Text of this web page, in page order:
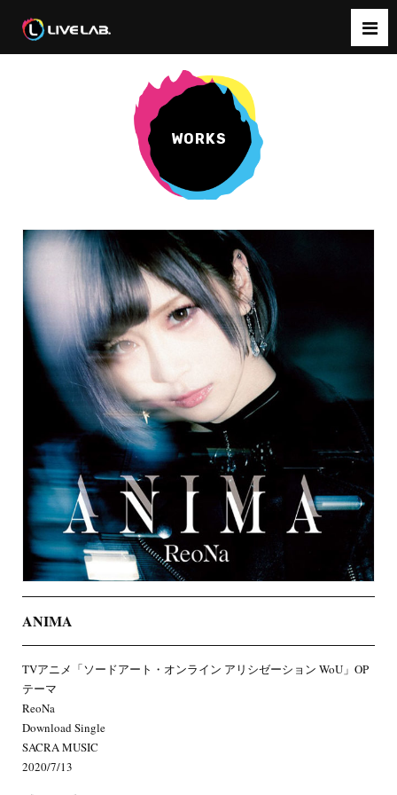
WORKS
ANIMA
TVアニメ「ソードアート・オンライン アリシゼーション WoU」OP
テーマ
ReoNa
Download Single
SACRA MUSIC
2020/7/13